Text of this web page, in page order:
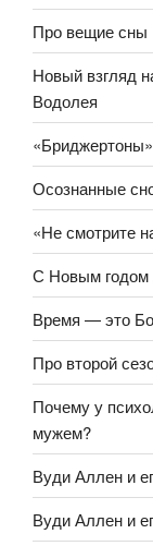
Про вещие сны
Новый взгляд
Водолея
«Бриджертоны»
Осознанные
«Не смотрите
С Новым годом
Время — это
Про второй
Почему у
мужем?
Вуди Аллен и
Вуди Аллен и